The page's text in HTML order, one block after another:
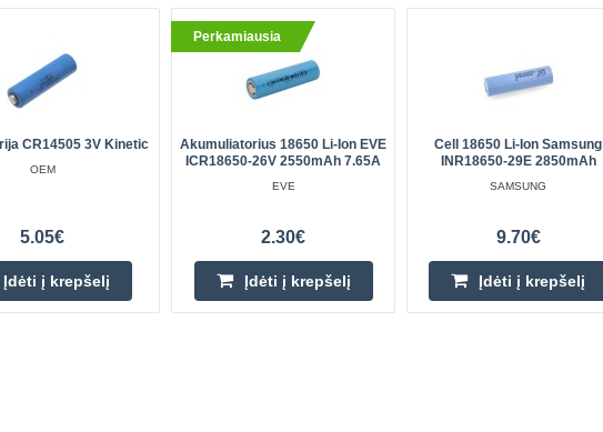
CR14505 3V Kinetic
OEM
5.05€
Įdėti į krepšelį
Perkamiausia
Akumuliatorius 18650 Li-Ion EVE
ICR18650-26V 2550mAh 7.65A
EVE
2.30€
Įdėti į krepšelį
Cell 18650 Li-Ion Samsung
INR18650-29E 2850mAh
SAMSUNG
9.70€
Įdėti į krepšelį